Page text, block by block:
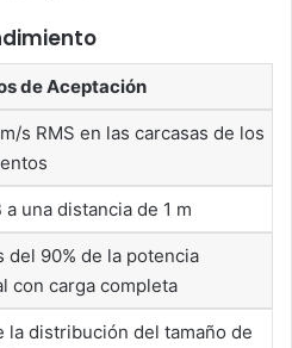
de Aceptación
s RMS en las carcasas de los
a una distancia de 1 m
del 90% de la potencia
con carga completa
la distribución del tamaño de